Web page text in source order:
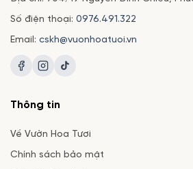
Số điện thoại: 0976.491.322
Email: cskh@vuonhoatuoi.vn
Thông tin
Về Vườn Hoa Tươi
Chính sách bảo mật